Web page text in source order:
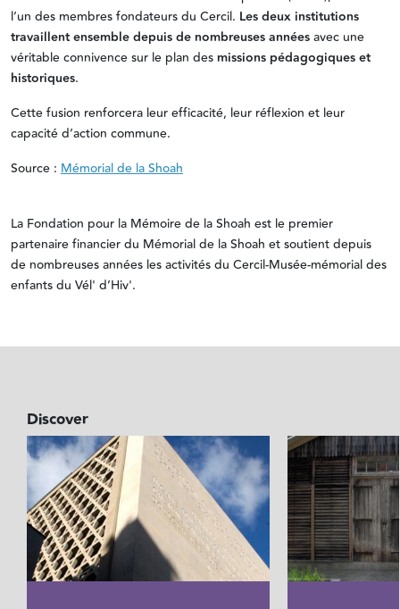
l’un des membres fondateurs du Cercil. Les deux institutions
travaillent ensemble depuis de nombreuses annéesavec une
véritable connivence sur le plan desmissions pédagogiques et
historiques.
Cette fusion renforcera leur efficacité, leur réflexion et leur
capacité d’action commune.
Source : Mémorial de la Shoah
La Fondation pour la Mémoire de la Shoah est le premier
partenaire financier du Mémorial de la Shoah et soutient depuis
de nombreuses années les activités du Cercil-Musée-mémorial des
enfants du Vél' d’Hiv'.
Discover